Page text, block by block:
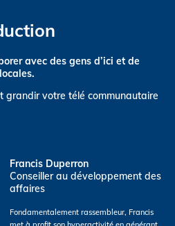
avec des gens d’ici et de
grandir votre télé communautaire
Francis Duperron
Conseiller au développement des
affaires
Fondamentalement rassembleur, Francis